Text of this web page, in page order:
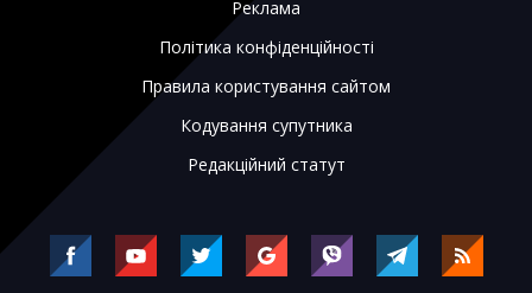
Реклама
Політика конфіденційності
Правила користування сайтом
Кодування супутника
Редакційний статут